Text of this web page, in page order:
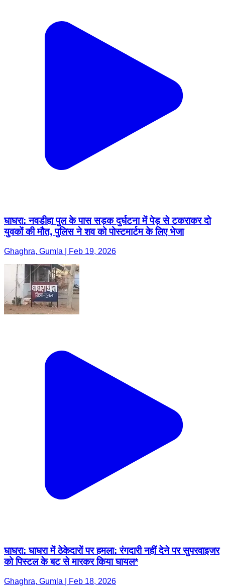
घाघरा: नवडीहा पुल के पास सड़क दुर्घटना में पेड़ से टकराकर दो
युवकों की मौत, पुलिस ने शव को पोस्टमार्टम के लिए भेजा
Ghaghra, Gumla | Feb 19, 2026
घाघरा: घाघरा में ठेकेदारों पर हमला: रंगदारी नहीं देने पर सुपरवाइजर
को पिस्टल के बट से मारकर किया घायल*
Ghaghra, Gumla | Feb 18, 2026